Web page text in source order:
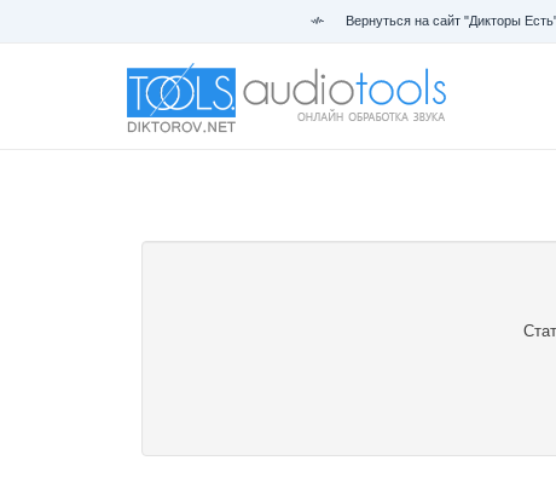
Вернуться на сайт "Дикторы